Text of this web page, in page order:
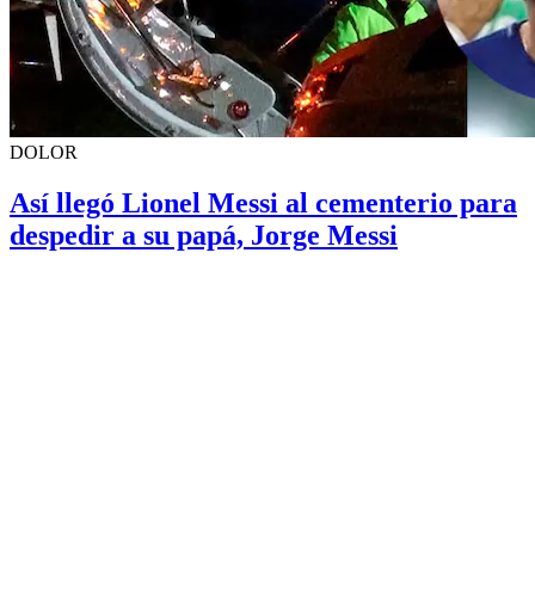
DOLOR
Así llegó Lionel Messi al cementerio para
despedir a su papá, Jorge Messi